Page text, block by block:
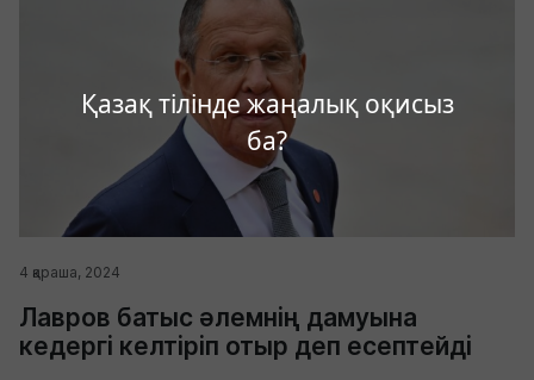
Қазақ тілінде жаңалық оқисыз
ба?
4 қараша, 2024
Лавров батыс әлемнің дамуына
кедергі келтіріп отыр деп есептейді